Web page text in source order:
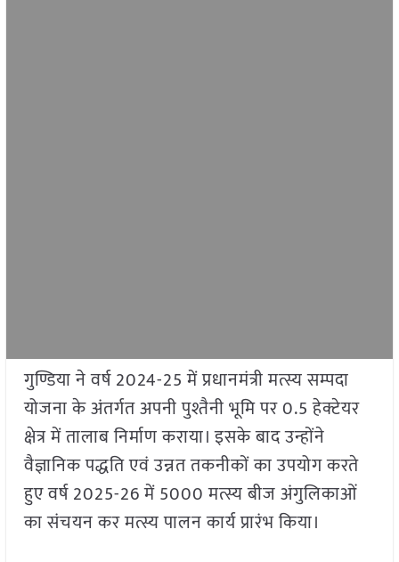
गुण्डिया ने वर्ष 2024-25 में प्रधानमंत्री मत्स्य सम्पदा
योजना के अंतर्गत अपनी पुश्तैनी भूमि पर 0.5 हेक्टेयर
क्षेत्र में तालाब निर्माण कराया। इसके बाद उन्होंने
वैज्ञानिक पद्धति एवं उन्नत तकनीकों का उपयोग करते
हुए वर्ष 2025-26 में 5000 मत्स्य बीज अंगुलिकाओं
का संचयन कर मत्स्य पालन कार्य प्रारंभ किया।